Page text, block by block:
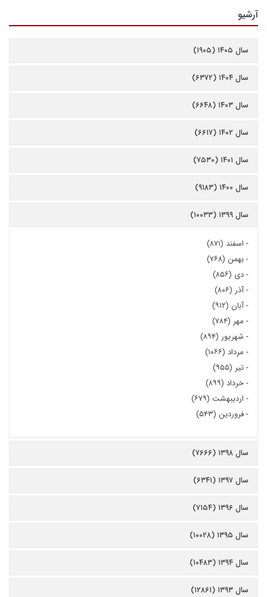
آرشیو
سال ۱۴۰۵ (۱۹۰۵)
سال ۱۴۰۴ (۶۳۷۲)
سال ۱۴۰۳ (۶۶۴۸)
سال ۱۴۰۲ (۶۶۱۷)
سال ۱۴۰۱ (۷۵۳۰)
سال ۱۴۰۰ (۹۱۸۳)
سال ۱۳۹۹ (۱۰۰۳۳)
- اسفند (۸۷۱)
-بهمن (۷۶۸)
-دی (۸۵۶)
-آذر (۸۰۶)
-آبان (۹۱۲)
- مهر (۷۸۴)
- شهریور (۸۹۴)
- مرداد (۱۰۶۶)
-تیر (۹۵۵)
-خرداد (۸۹۹)
- اردیبهشت (۶۷۹)
-فروردین (۵۴۳)
سال ۱۳۹۸ (۷۶۶۶)
سال ۱۳۹۷ (۶۳۴۱)
سال ۱۳۹۶ (۷۱۵۴)
سال ۱۳۹۵ (۱۰۰۲۸)
سال ۱۳۹۴ (۱۰۴۸۳)
سال ۱۳۹۳ (۱۲۸۶۱)